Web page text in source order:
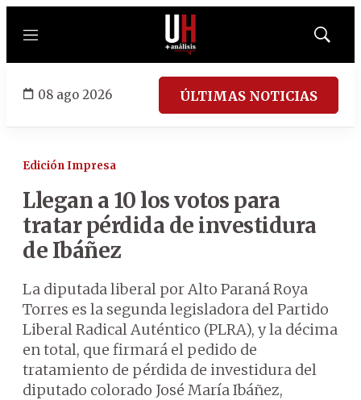
Menú
Mostrar
08 ago 2026 ÚLTIMAS NOTICIAS
Edición Impresa
Llegan a 10 los votos para
tratar pérdida de investidura
de Ibáñez
La diputada liberal por Alto Paraná Roya
Torres es la segunda legisladora del Partido
Liberal Radical Auténtico (PLRA), y la décima
en total, que firmará el pedido de
tratamiento de pérdida de investidura del
diputado colorado José María Ibáñez,